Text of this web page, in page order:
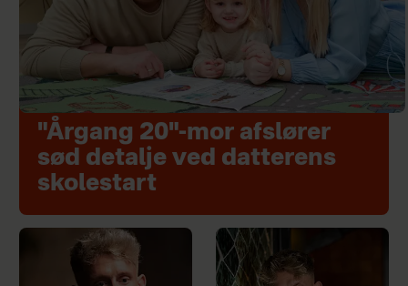
"Årgang 20"-mor afslører
sød detalje ved datterens
skolestart